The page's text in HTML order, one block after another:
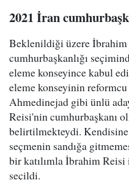
2021 İran
Beklenildiği üzere
cumhurbaşkanlığı
eleme konseyince kabul
eleme konseyinin
Ahmedinejad gibi ünlü
Reisi'nin cumhurbaşkanı
belirtilmekteydi. Kendisine
seçmenin sandığa
bir katılımla İbrahim
seçildi.